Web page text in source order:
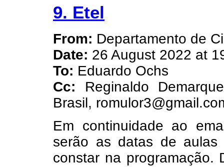
9. Etel
From: Departamento de
Date: 26 August 2022 at
To: Eduardo Ochs
Cc: Reginaldo
Brasil,
Em continuidade ao
serão as datas de aulas
constar na programação.